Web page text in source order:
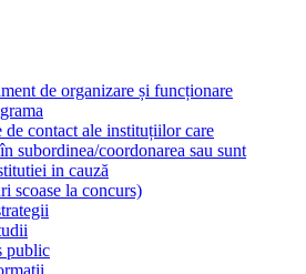
de organizare și funcționare
de contact ale instituțiilor care
subordinea/coordonarea sau sunt
in cauză
scoase la concurs)
public